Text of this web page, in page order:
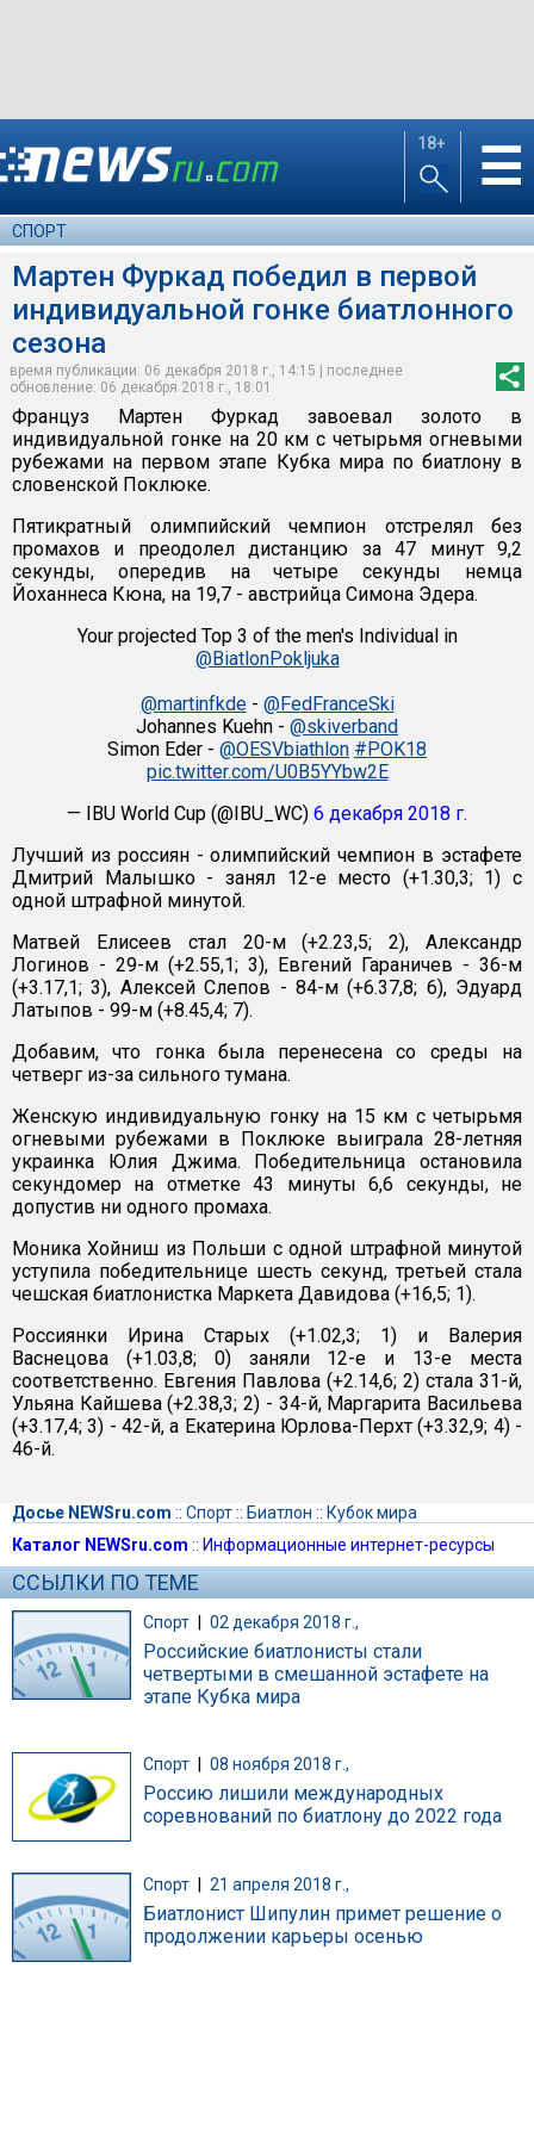
18+ ☰
СПОРТ
Мартен Фуркад победил в первой
индивидуальной гонке биатлонного
сезона
время публикации: 06 декабря 2018 г., 14:15 | последнее
обновление: 06 декабря 2018 г., 18:01
Француз Мартен Фуркад завоевал золото в
индивидуальной гонке на 20 км с четырьмя огневыми
рубежами на первом этапе Кубка мира по биатлону в
словенской Поклюке.
Пятикратный олимпийский чемпион отстрелял без
промахов и преодолел дистанцию за 47 минут 9,2
секунды, опередив на четыре секунды немца
Йоханнеса Кюна, на 19,7 - австрийца Симона Эдера.
Your projected Top 3 of the men's Individual in
@BiatlonPokljuka
@martinfkde- @FedFranceSki
Johannes Kuehn - @skiverband
Simon Eder - @OESVbiathlon #POK18
pic.twitter.com/U0B5YYbw2E
— IBU World Cup (@IBU_WC) 6 декабря 2018 г.
Лучший из россиян - олимпийский чемпион в эстафете
Дмитрий Малышко - занял 12-е место (+1.30,3; 1) с
одной штрафной минутой.
Матвей Елисеев стал 20-м (+2.23,5; 2), Александр
Логинов - 29-м (+2.55,1; 3), Евгений Гараничев - 36-м
(+3.17,1; 3), Алексей Слепов - 84-м (+6.37,8; 6), Эдуард
Латыпов - 99-м (+8.45,4; 7).
Добавим, что гонка была перенесена со среды на
четверг из-за сильного тумана.
Женскую индивидуальную гонку на 15 км с четырьмя
огневыми рубежами в Поклюке выиграла 28-летняя
украинка Юлия Джима. Победительница остановила
секундомер на отметке 43 минуты 6,6 секунды, не
допустив ни одного промаха.
Моника Хойниш из Польши с одной штрафной минутой
уступила победительнице шесть секунд, третьей стала
чешская биатлонистка Маркета Давидова (+16,5; 1).
Россиянки Ирина Старых (+1.02,3; 1) и Валерия
Васнецова (+1.03,8; 0) заняли 12-е и 13-е места
соответственно. Евгения Павлова (+2.14,6; 2) стала 31-й,
Ульяна Кайшева (+2.38,3; 2) - 34-й, Маргарита Васильева
(+3.17,4; 3) - 42-й, а Екатерина Юрлова-Перхт (+3.32,9; 4) -
46-й.
Досье NEWSru.com :: Спорт:: Биатлон :: Кубок мира
Каталог NEWSru.com :: Информационные интернет-ресурсы
ССЫЛКИ ПО ТЕМЕ
Спорт 02 декабря 2018 г.,
Российские биатлонисты стали
четвертыми в смешанной эстафете на
этапе Кубка мира
Спорт 08 ноября 2018 г.,
Россию лишили международных
соревнований по биатлону до 2022 года
Спорт | 21 апреля 2018 г.,
Биатлонист Шипулин примет решение о
продолжении карьеры осенью